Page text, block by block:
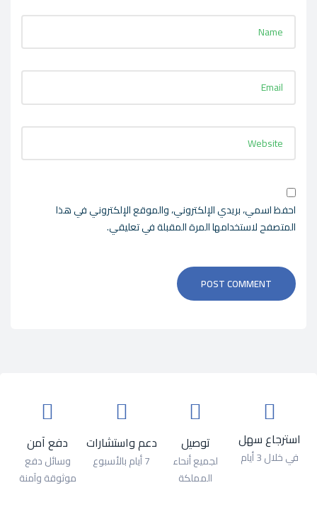
احفظ اسمي، بريدي الإلكتروني، والموقع الإلكتروني في هذا
المتصفح لاستخدامها المرة المقبلة في تعليقي.
POST COMMENT
استرجاع سهل
في خلال 3 أيام
توصيل
لجميع أنحاء
المملكة
دعم واستشارات
7 أيام بالأسبوع
دفع آمن
وسائل دفع
موثوقة وآمنة